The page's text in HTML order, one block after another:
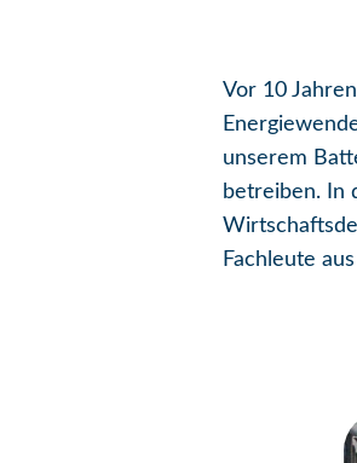
Vor 10
unserem
betreiben. In
Fachleute